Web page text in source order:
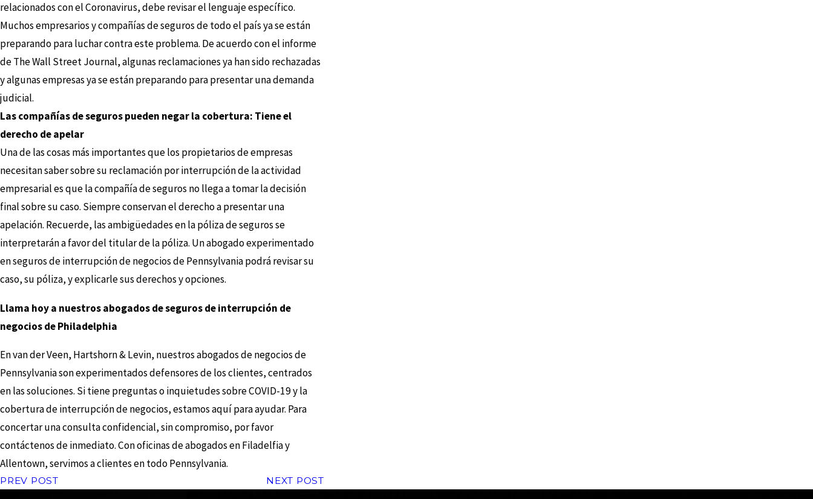
relacionados con el Coronavirus, debe revisar el lenguaje específico.
Muchos empresarios y compañías de seguros de todo el país ya se están
preparando para luchar contra este problema. De acuerdo con el informe
de The Wall Street Journal, algunas reclamaciones ya han sido rechazadas
y algunas empresas ya se están preparando para presentar una demanda
judicial.
Las compañías de seguros pueden negar la cobertura: Tiene el
derecho de apelar
Una de las cosas más importantes que los propietarios de empresas
necesitan saber sobre su reclamación por interrupción de la actividad
empresarial es que la compañía de seguros no llega a tomar la decisión
final sobre su caso. Siempre conservan el derecho a presentar una
apelación. Recuerde, las ambigüedades en la póliza de seguros se
interpretarán a favor del titular de la póliza. Un abogado experimentado
en seguros de interrupción de negocios de Pennsylvania podrá revisar su
caso, su póliza, y explicarle sus derechos y opciones.
Llama hoy a nuestros abogados de seguros de interrupción de
negocios de Philadelphia
En van der Veen, Hartshorn & Levin, nuestros abogados de negocios de
Pennsylvania son experimentados defensores de los clientes, centrados
en las soluciones. Si tiene preguntas o inquietudes sobre COVID-19 y la
cobertura de interrupción de negocios, estamos aquí para ayudar. Para
concertar una consulta confidencial, sin compromiso, por favor
contáctenos de inmediato. Con oficinas de abogados en Filadelfia y
Allentown, servimos a clientes en todo Pennsylvania.
PREV POST
NEXT POST